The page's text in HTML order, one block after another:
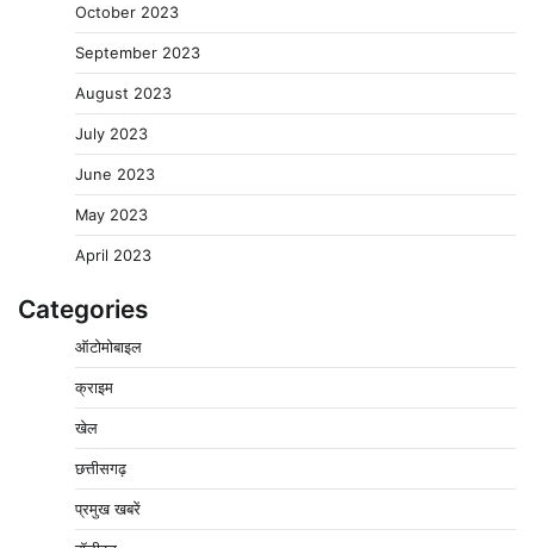
October 2023
September 2023
August 2023
July 2023
June 2023
May 2023
April 2023
Categories
ऑटोमोबाइल
क्राइम
खेल
छत्तीसगढ़
प्रमुख खबरें
मजदूर महासंघ ने सौंपा ज्ञापन